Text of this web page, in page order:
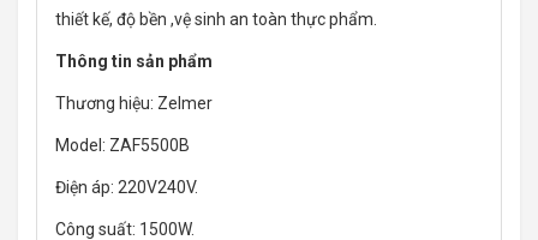
thiết kế, độ bền ,vệ sinh an toàn thực phẩm.
Thông tin sản phẩm
Thương hiệu: Zelmer
Model: ZAF5500B
Điện áp: 220V240V.
Công suất: 1500W.